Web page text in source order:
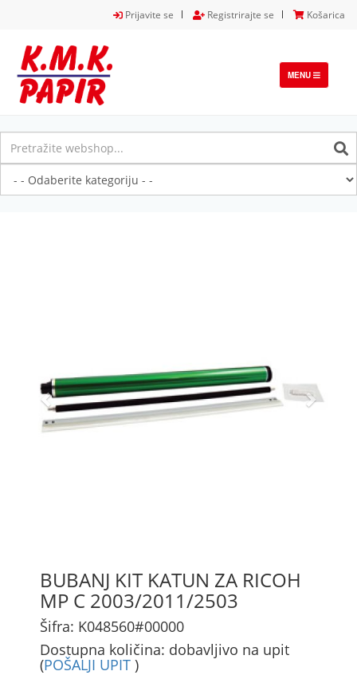
Prijavite se Registrirajte se Košarica
TOGGLE
NAVIGATION
MENU
BUBANJ KIT KATUN ZA RICOH
MP C 2003/2011/2503
Šifra: K048560#00000
Dostupna količina: dobavljivo na upit
(POŠALJI UPIT )